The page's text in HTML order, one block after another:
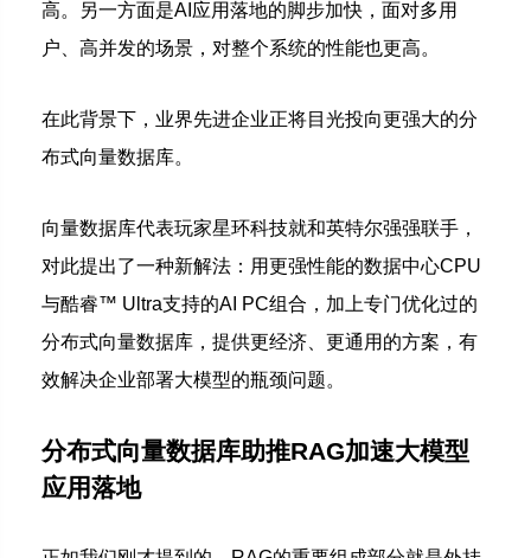
高。另一方面是AI应用落地的脚步加快，面对多用
户、高并发的场景，对整个系统的性能也更高。
在此背景下，业界先进企业正将目光投向更强大的分
布式向量数据库。
向量数据库代表玩家星环科技就和英特尔强强联手，
对此提出了一种新解法：用更强性能的数据中心CPU
与酷睿™ Ultra支持的AI PC组合，加上专门优化过的
分布式向量数据库，提供更经济、更通用的方案，有
效解决企业部署大模型的瓶颈问题。
分布式向量数据库助推RAG加速大模型
应用落地